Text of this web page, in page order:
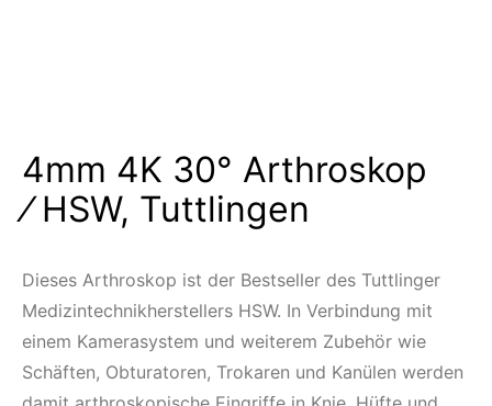
4mm 4K 30° Arthroskop
⁄ HSW, Tuttlingen
Dieses Arthroskop ist der Bestseller des Tuttlinger
Medizintechnikherstellers HSW. In Verbindung mit
einem Kamerasystem und weiterem Zubehör wie
Schäften, Obturatoren, Trokaren und Kanülen werden